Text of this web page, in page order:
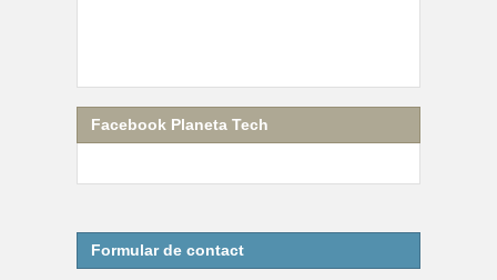
Facebook Planeta Tech
Formular de contact